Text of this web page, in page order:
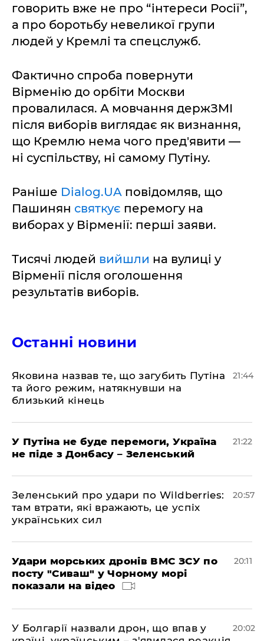
говорить вже не про “інтереси Росії”,
а про боротьбу невеликої групи
людей у Кремлі та спецслужб.
Фактично спроба повернути
Вірменію до орбіти Москви
провалилася. А мовчання держЗМІ
після виборів виглядає як визнання,
що Кремлю нема чого пред'явити —
ні суспільству, ні самому Путіну.
Раніше Dialog.UA повідомляв, що
Пашинян святкує перемогу на
виборах у Вірменії: перші заяви.
Тисячі людей вийшли на вулиці у
Вірменії після оголошення
результатів виборів.
Останні новини
Яковина назвав те, що загубить Путіна
та його режим, натякнувши на
близький кінець
21:44
У Путіна не буде перемоги, Україна
не піде з Донбасу – Зеленський
21:22
Зеленський про удари по Wildberries:
там втрати, які вражають, це успіх
українських сил
20:57
Удари морських дронів ВМС ЗСУ по
посту "Сиваш" у Чорному морі
показали на відео
20:11
У Болгарії назвали дрон, що впав у
20:02